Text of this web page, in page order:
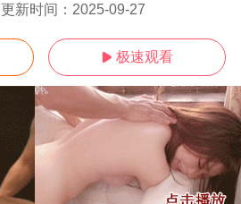
更新时间： 2025-09-27
 极速观看